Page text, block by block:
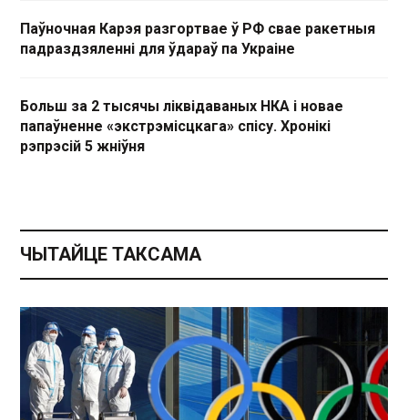
Паўночная Карэя разгортвае ў РФ свае ракетныя
падраздзяленні для ўдараў па Украіне
Больш за 2 тысячы ліквідаваных НКА і новае
папаўненне «экстрэмісцкага» спісу. Хронікі
рэпрэсій 5 жніўня
ЧЫТАЙЦЕ ТАКСАМА